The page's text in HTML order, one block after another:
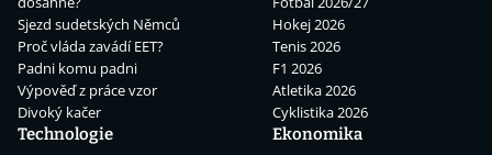
Sjezd sudetských Němců
Proč vláda zavádí EET?
Padni komu padni
Výpověď z práce vzor
Divoký kačer
Hokej 2026
Tenis 2026
F1 2026
Atletika 2026
Cyklistika 2026
Technologie
Ekonomika